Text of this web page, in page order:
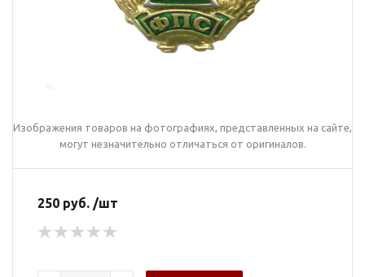
Изображения товаров на фотографиях, представленных на сайте,
могут незначительно отличаться от оригиналов.
250 руб. /шт